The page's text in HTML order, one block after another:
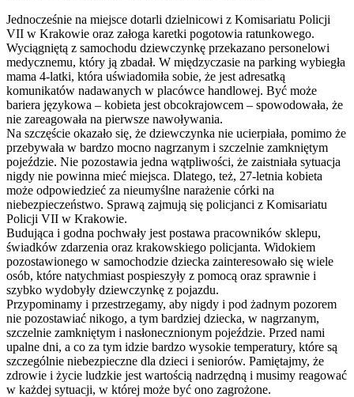
Jednocześnie na miejsce dotarli dzielnicowi z Komisariatu Policji
VII w Krakowie oraz załoga karetki pogotowia ratunkowego.
Wyciągniętą z samochodu dziewczynkę przekazano personelowi
medycznemu, który ją zbadał. W międzyczasie na parking wybiegła
mama 4-latki, która uświadomiła sobie, że jest adresatką
komunikatów nadawanych w placówce handlowej. Być może
bariera językowa – kobieta jest obcokrajowcem – spowodowała, że
nie zareagowała na pierwsze nawoływania.
Na szczęście okazało się, że dziewczynka nie ucierpiała, pomimo że
przebywała w bardzo mocno nagrzanym i szczelnie zamkniętym
pojeździe. Nie pozostawia jedna wątpliwości, że zaistniała sytuacja
nigdy nie powinna mieć miejsca. Dlatego, też, 27-letnia kobieta
może odpowiedzieć za nieumyślne narażenie córki na
niebezpieczeństwo. Sprawą zajmują się policjanci z Komisariatu
Policji VII w Krakowie.
Budująca i godna pochwały jest postawa pracowników sklepu,
świadków zdarzenia oraz krakowskiego policjanta. Widokiem
pozostawionego w samochodzie dziecka zainteresowało się wiele
osób, które natychmiast pospieszyły z pomocą oraz sprawnie i
szybko wydobyły dziewczynkę z pojazdu.
Przypominamy i przestrzegamy, aby nigdy i pod żadnym pozorem
nie pozostawiać nikogo, a tym bardziej dziecka, w nagrzanym,
szczelnie zamkniętym i nasłonecznionym pojeździe. Przed nami
upalne dni, a co za tym idzie bardzo wysokie temperatury, które są
szczególnie niebezpieczne dla dzieci i seniorów. Pamiętajmy, że
zdrowie i życie ludzkie jest wartością nadrzędną i musimy reagować
w każdej sytuacji, w której może być ono zagrożone.